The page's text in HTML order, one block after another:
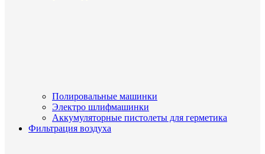
Полировальные машинки
Электро шлифмашинки
Аккумуляторные пистолеты для герметика
Фильтрация воздуха